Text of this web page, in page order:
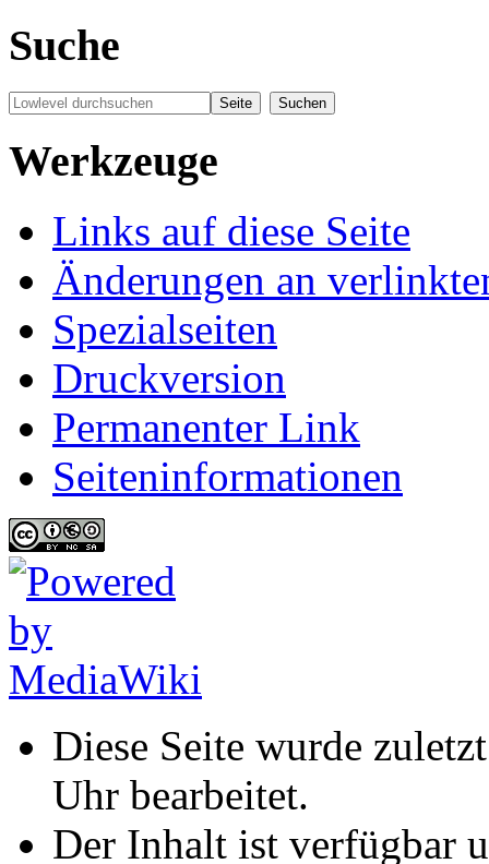
Suche
Werkzeuge
Links auf diese Seite
Änderungen an
Spezialseiten
Druckversion
Permanenter Link
Seiten­informationen
Diese Seite wurde
Uhr bearbeitet.
Der Inhalt ist verfügbar